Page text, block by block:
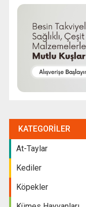
KATEGORILER
At-Taylar
Kediler
Köpekler